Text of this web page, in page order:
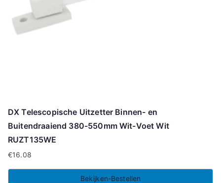
DX Telescopische Uitzetter Binnen- en
Buitendraaiend 380-550mm Wit-Voet Wit
RUZT135WE
€16.08
Bekijken-Bestellen